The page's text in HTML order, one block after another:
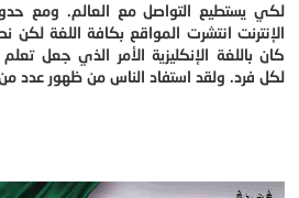
لكي يستطيع التواصل مع العالم. ومع
الإنترنت انتشرت المواقع بكافة اللغة
كان باللغة الإنكليزية الأمر الذي جعل تعلم
لكل فرد. ولقد استفاد الناس من ظهور عدد